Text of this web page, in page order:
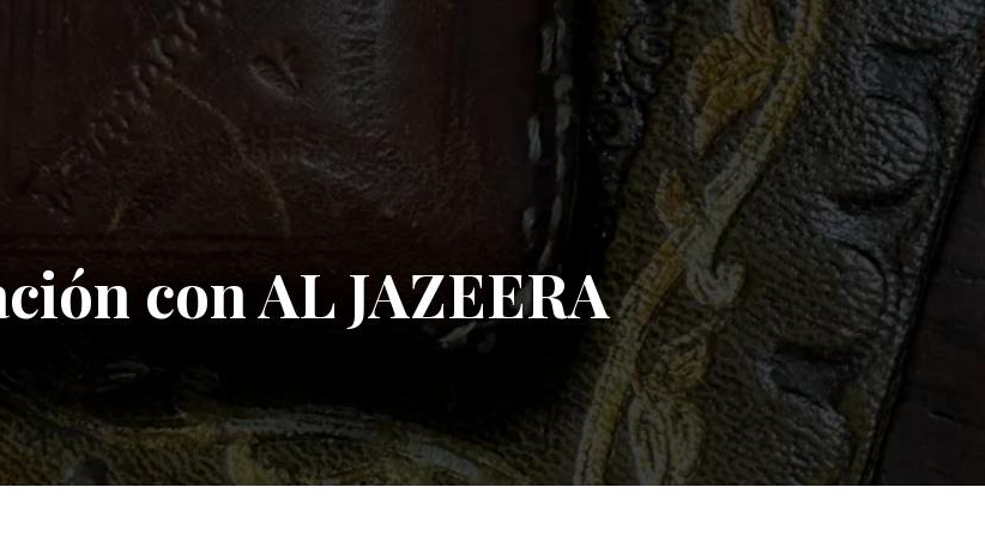
con AL JAZEERA